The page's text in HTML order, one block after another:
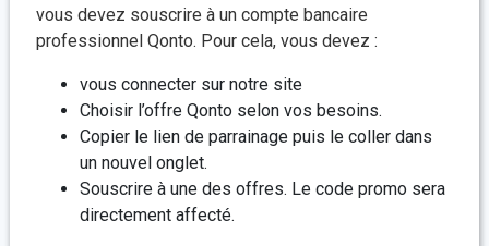
vous devez souscrire à un compte bancaire
professionnel Qonto. Pour cela, vous devez :
vous connecter sur notre site
Choisir l’offre Qonto selon vos besoins.
Copier le lien de parrainage puis le coller dans
un nouvel onglet.
Souscrire à une des offres. Le code promo sera
directement affecté.